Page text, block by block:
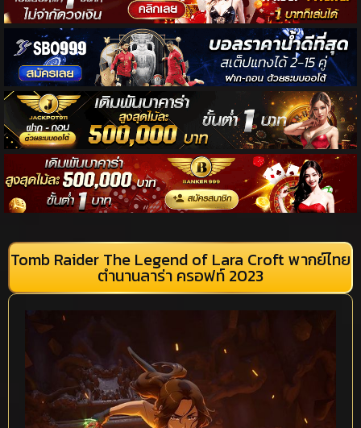
Tomb Raider The Legend of Lara Croft พากย์ไทย
ตำนานลาร่า ครอฟท์ 2023